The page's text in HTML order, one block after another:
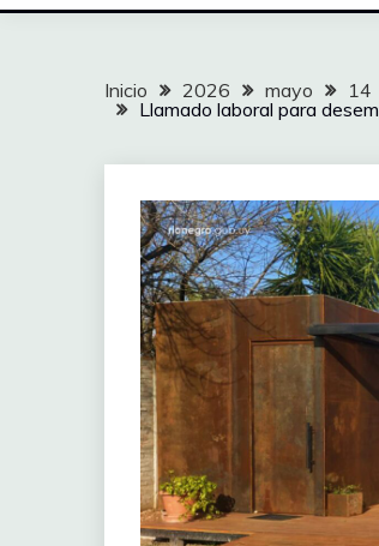
Inicio 2026 mayo
14
Llamado laboral para